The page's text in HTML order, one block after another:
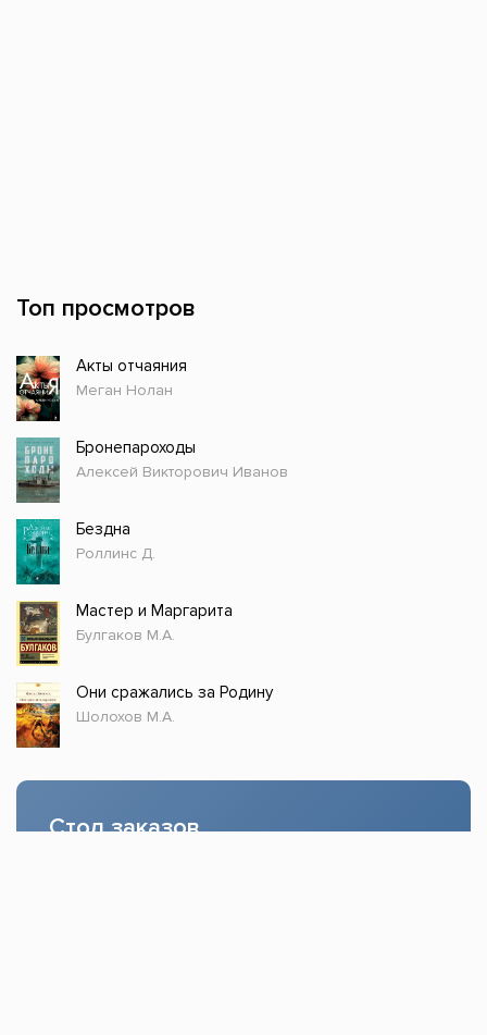
Топ просмотров
Акты отчаяния
Меган Нолан
Бронепароходы
Алексей Викторович Иванов
Бездна
Роллинс Д.
Мастер и Маргарита
Булгаков М.А.
Они сражались за Родину
Шолохов М.А.
Стол заказов